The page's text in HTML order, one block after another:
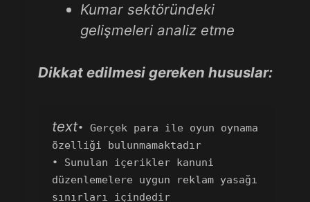
Kumar sektöründeki
gelişmeleri analiz etme
Dikkat edilmesi gereken hususlar:
text• Gerçek para ile oyun oynama
özelliği bulunmamaktadır
• Sunulan içerikler kanuni
düzenlemelere uygun reklam yasağı
sınırları içindedir